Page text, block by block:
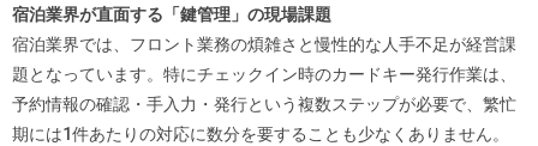
宿泊業界が直面する「鍵管理」の現場課題
宿泊業界では、フロント業務の煩雑さと慢性的な人手不足が経営課
題となっています。特にチェックイン時のカードキー発行作業は、
予約情報の確認・手入力・発行という複数ステップが必要で、繁忙
期には1件あたりの対応に数分を要することも少なくありません。